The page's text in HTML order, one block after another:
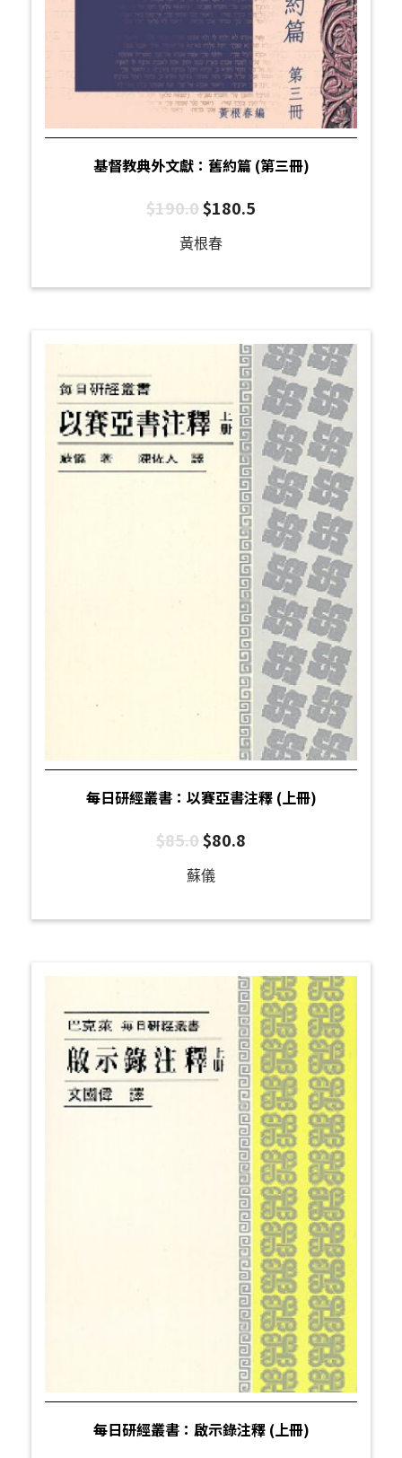
基督教典外文獻：舊約篇 (第三冊)
$190.0$180.5
黃根春
每日研經叢書：以賽亞書注釋 (上冊)
$85.0$80.8
蘇儀
每日研經叢書：啟示錄注釋 (上冊)